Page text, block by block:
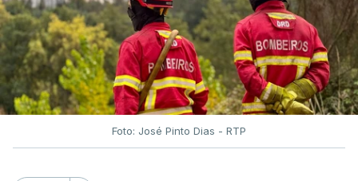
O Chega considerou "de uma enorme gravidade" a
decisão do Presidente da Repúblicade enviar para
o Tribunal Constitucional o decreto sobre retorno
de estrangeiros, sustentando tratar-se de "uma
irresponsabilidade".
Na sexta-feira, a Presidência da República
Foto: José Pinto Dias - RTP